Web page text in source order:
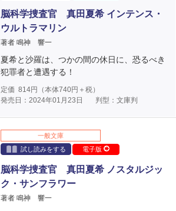
脳科学捜査官 真田夏希 インテンス・
ウルトラマリン
著者 鳴神 響一
夏希と沙羅は、つかの間の休日に、恐るべき
犯罪者と遭遇する！
定価 814円（本体740円＋税）
発売日：2024年01月23日
判型：文庫判
一般文庫
試し読みをする
電子版
脳科学捜査官 真田夏希 ノスタルジッ
ク・サンフラワー
著者 鳴神 響一